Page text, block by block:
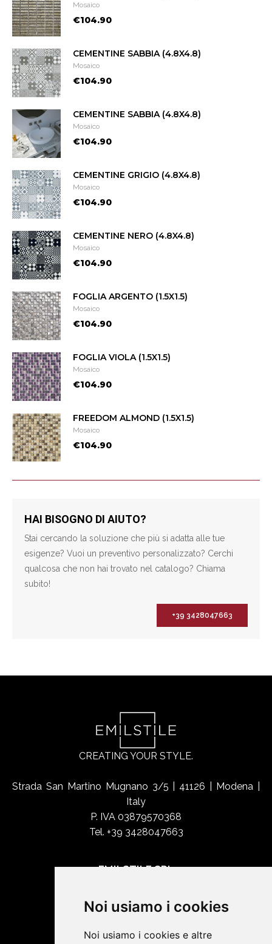
Noi usiamo i cookies
Noi usiamo i cookies e altre
Mosaico
€104.90
CEMENTINE SABBIA (4.8X4.8)
Mosaico
€104.90
CEMENTINE SABBIA (4.8X4.8)
Mosaico
€104.90
CEMENTINE GRIGIO (4.8X4.8)
Mosaico
€104.90
CEMENTINE NERO (4.8X4.8)
Mosaico
€104.90
FOGLIA ARGENTO (1.5X1.5)
Mosaico
€104.90
FOGLIA VIOLA (1.5X1.5)
Mosaico
€104.90
FREEDOM ALMOND (1.5X1.5)
Mosaico
€104.90
HAI BISOGNO DI AIUTO?
Stai cercando la soluzione che più si adatta alle tue
esigenze? Vuoi un preventivo personalizzato? Cerchi
qualcosa che non hai trovato nel catalogo? Chiama
subito!
+39 3428047663
CREATING YOUR STYLE.
Strada San Martino Mugnano 3/5 | 41126 | Modena |
Italy
P. IVA 03879570368
Tel. +39 3428047663
EMILSTILE SRL
Shop Online